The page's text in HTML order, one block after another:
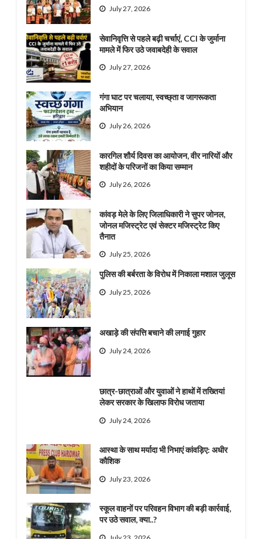
July 27, 2026
सेवानिवृत्ति से पहले बढ़ी चर्चाएं, CCI के जुर्माना
मामले में फिर उठे जवाबदेही के सवाल
July 27, 2026
गंगा घाट पर चलाया, स्वच्छ्ता व जागरूकता
अभियान
July 26, 2026
कारगिल शौर्य दिवस का आयोजन, वीर नारियों और
शहीदों के परिजनों का किया सम्मान
July 26, 2026
कांवड़ मेले के लिए जिलाधिकारी ने सुपर जोनल,
जोनल मजिस्ट्रेट एवं सेक्टर मजिस्ट्रेट किए
तैनात
July 25, 2026
पुलिस की बर्बरता के विरोध में निकाला मशाल जुलूस
July 25, 2026
अखाड़े की संपत्ति बचाने की लगाई गुहार
July 24, 2026
छात्र-छात्राओं और युवाओं ने हाथों में तख्तियां
लेकर सरकार के खिलाफ विरोध जताया
July 24, 2026
आस्था के साथ मर्यादा भी निभाएं कांवड़िए: अधीर
कौशिक
July 23, 2026
स्कूल वाहनों पर परिवहन विभाग की बड़ी कार्रवाई,
पर उठे सवाल, क्या..?